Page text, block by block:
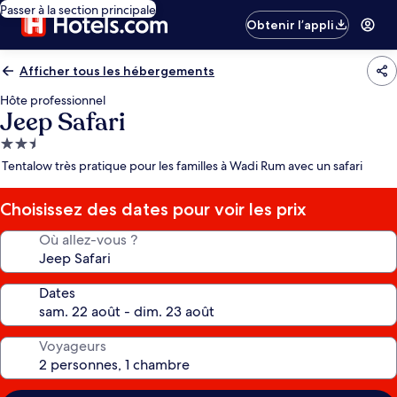
Passer à la section principale
Obtenir l’appli
Afficher tous les hébergements
Hôte professionnel
Jeep Safari
Hébergement
2.5 étoiles
Tentalow très pratique pour les familles à Wadi Rum avec un safari
Choisissez des dates pour voir les prix
Où allez-vous ?
Dates
Voyageurs